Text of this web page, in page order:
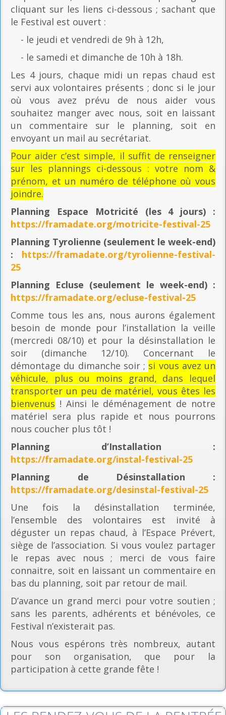
cliquant sur les liens ci-dessous ; sachant que
le Festival est ouvert :
- le jeudi et vendredi de 9h à 12h,
- le samedi et dimanche de 10h à 18h.
Les 4 jours, chaque midi un repas chaud est
servi aux volontaires présents ; donc si le jour
où vous avez prévu de nous aider vous
souhaitez manger avec nous, soit en laissant
un commentaire sur le planning, soit en
envoyant un mail au secrétariat.
Pour aider c’est simple, il suffit de renseigner
sur les plannings ci-dessous : votre nom &
prénom, et un numéro de téléphone où vous
joindre.
Planning Espace Motricité (les 4 jours) :
https://framadate.org/motricite-festival-25
Planning Tyrolienne (seulement le week-end)
: https://framadate.org/tyrolienne-festival-
25
Planning Ecluse (seulement le week-end) :
https://framadate.org/ecluse-festival-25
Comme tous les ans, nous aurons également
besoin de monde pour l’installation la veille
(mercredi 08/10) et pour la désinstallation le
soir (dimanche 12/10). Concernant le
démontage du dimanche soir ; si vous avez un
véhicule, plus ou moins grand, dans lequel
transporter un peu de matériel, vous êtes les
bienvenus ! Ainsi le déménagement de notre
matériel sera plus rapide et nous pourrons
nous coucher plus tôt !
Planning d’Installation :
https://framadate.org/instal-festival-25
Planning de Désinstallation :
https://framadate.org/desinstal-festival-25
Une fois la désinstallation terminée,
l’ensemble des volontaires est invité à
déguster un repas chaud, à l’Espace Prévert,
siège de l’association. Si vous voulez partager
le repas avec nous ; merci de vous faire
connaitre, soit en laissant un commentaire en
bas du planning, soit par retour de mail.
D’avance un grand merci pour votre soutien ;
sans les parents, adhérents et bénévoles, ce
Festival n’existerait pas.
Nous vous espérons très nombreux, autant
pour son organisation, que pour la
participation à cette grande fête !